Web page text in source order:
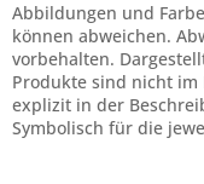
Abbildungen und
können abweichen.
vorbehalten.
Produkte sind nicht
explizit in der
Symbolisch für die